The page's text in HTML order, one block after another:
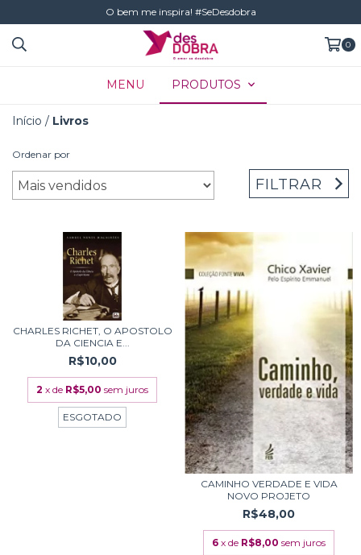
O bem me inspira! #SeDesdobra
0
MENU PRODUTOS
Início / Livros
Ordenar por
FILTRAR
CHARLES RICHET, O APOSTOLO
DA CIENCIA E...
R$10,00
2 x de R$5,00 sem juros
ESGOTADO
CAMINHO VERDADE E VIDA
NOVO PROJETO
R$48,00
6 x de R$8,00 sem juros